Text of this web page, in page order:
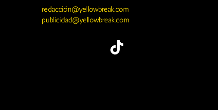
redacción@yellowbreak.com
publicidad@yellowbreak.com